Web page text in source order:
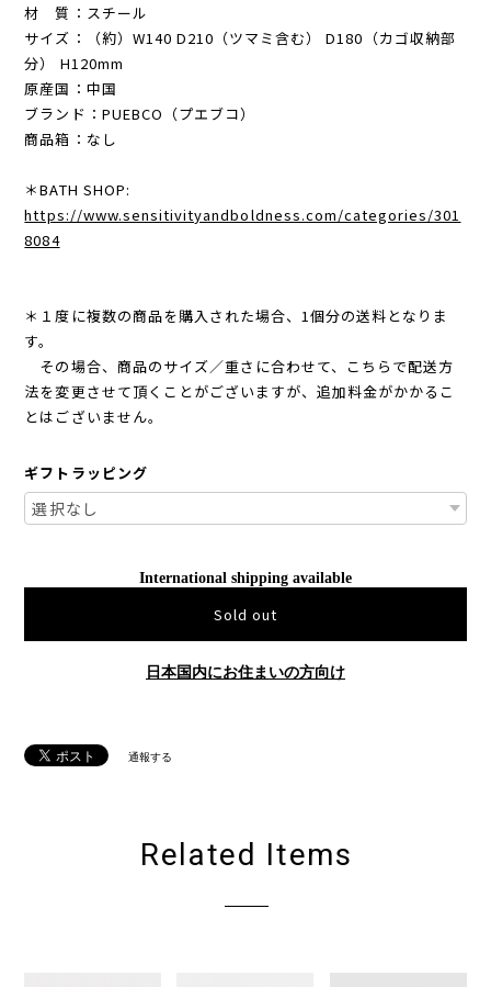
材 質：スチール
サイズ：（約）W140 D210（ツマミ含む） D180（カゴ収納部
分） H120mm
原産国：中国
ブランド：PUEBCO（プエブコ）
商品箱：なし
＊BATH SHOP:
https://www.sensitivityandboldness.com/categories/301
8084
＊１度に複数の商品を購入された場合、1個分の送料となりま
す。
その場合、商品のサイズ／重さに合わせて、こちらで配送方
法を変更させて頂くことがございますが、追加料金がかかるこ
とはございません。
ギフトラッピング
International shipping available
Sold out
日本国内にお住まいの方向け
通報する
Related Items